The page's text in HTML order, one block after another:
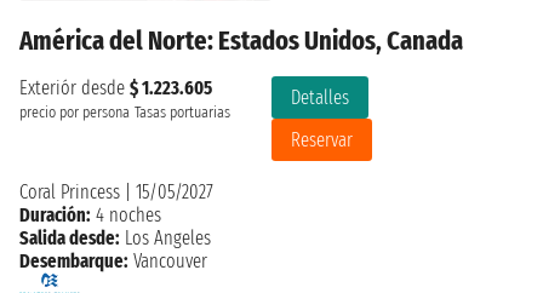
América del Norte: Estados Unidos, Canada
Exteriór desde $ 1.223.605
precio por persona Tasas portuarias
Detalles
Reservar
Coral Princess
15/05/2027
Duración: 4 noches
Salida desde: Los Angeles
Desembarque: Vancouver